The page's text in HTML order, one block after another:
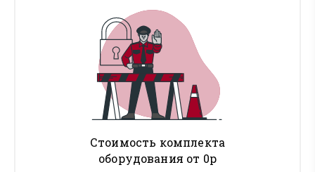
Стоимость комплекта
оборудования от 0р